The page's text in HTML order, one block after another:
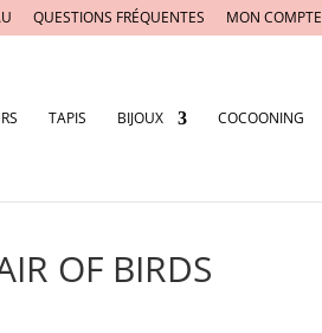
QUESTIONS FRÉQUENTES MON COMPTE
TAPIS BIJOUX COCOONING
OF BIRDS